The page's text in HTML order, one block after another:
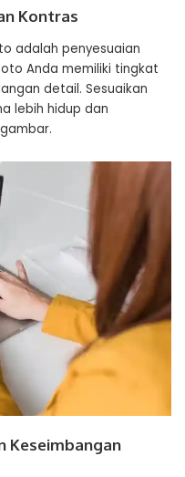
Kontras
adalah penyesuaian
Anda memiliki tingkat
detail. Sesuaikan
lebih hidup dan
Keseimbangan